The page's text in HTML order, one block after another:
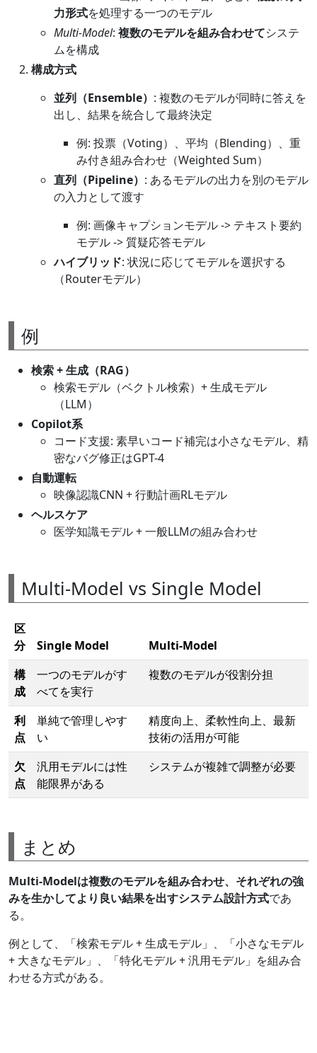
力形式を処理する一つのモデル
Multi-Model: 複数のモデルを組み合わせてシステ
ムを構成
構成方式
並列（Ensemble） : 複数のモデルが同時に答えを
出し、結果を統合して最終決定
例: 投票（Voting）、平均（Blending）、重
み付き組み合わせ（Weighted Sum）
直列（Pipeline） : あるモデルの出力を別のモデル
の入力として渡す
例: 画像キャプションモデル -> テキスト要約
モデル -> 質疑応答モデル
ハイブリッド: 状況に応じてモデルを選択する
（Routerモデル）
例
検索 + 生成（RAG）
検索モデル（ベクトル検索）+ 生成モデル
（LLM）
Copilot系
コード支援: 素早いコード補完は小さなモデル、精
密なバグ修正はGPT-4
自動運転
映像認識CNN + 行動計画RLモデル
ヘルスケア
医学知識モデル + 一般LLMの組み合わせ
Multi-Model vs Single Model
区
分
Single Model
Multi-Model
構
成
一つのモデルがす
べてを実行
複数のモデルが役割分担
利
点
単純で管理しやす
い
精度向上、柔軟性向上、最新
技術の活用が可能
欠
点
汎用モデルには性
能限界がある
システムが複雑で調整が必要
まとめ
Multi-Modelは複数のモデルを組み合わせ、それぞれの強
みを生かしてより良い結果を出すシステム設計方式であ
る。
例として、「検索モデル + 生成モデル」、「小さなモデル
+ 大きなモデル」、「特化モデル + 汎用モデル」を組み合
わせる方式がある。